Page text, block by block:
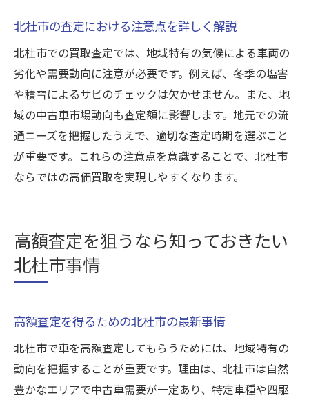
北杜市の査定における注意点を詳しく解説
北杜市での買取査定では、地域特有の気候による車両の
劣化や需要動向に注意が必要です。例えば、冬季の塩害
や積雪によるサビのチェックは欠かせません。また、地
域の中古車市場動向も査定額に影響します。地元での流
通ニーズを把握したうえで、適切な査定時期を選ぶこと
が重要です。これらの注意点を意識することで、北杜市
ならではの高価買取を実現しやすくなります。
高額査定を狙うなら知っておきたい
北杜市事情
高額査定を得るための北杜市の最新事情
北杜市で車を高額査定してもらうためには、地域特有の
動向を把握することが重要です。理由は、北杜市は自然
豊かなエリアで中古車需要が一定あり、特定車種や四駆